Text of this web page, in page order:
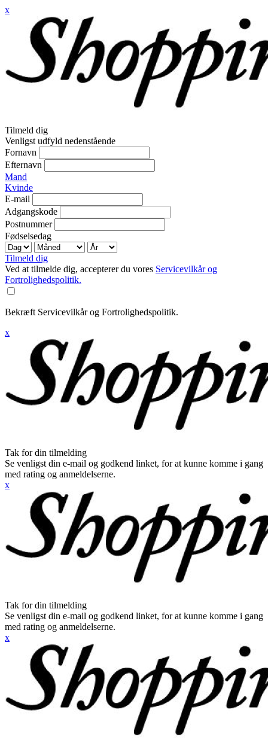
x
Tilmeld dig
Venligst udfyld nedenstående
Fornavn
Efternavn
Mand
Kvinde
E-mail
Adgangskode
Postnummer
Fødselsedag
Tilmeld dig
Ved at tilmelde dig, accepterer du vores Servicevilkår og
Fortrolighedspolitik.
Bekræft Servicevilkår og Fortrolighedspolitik.
x
Tak for din tilmelding
Se venligst din e-mail og godkend linket, for at kunne komme i gang
med rating og anmeldelserne.
x
Tak for din tilmelding
Se venligst din e-mail og godkend linket, for at kunne komme i gang
med rating og anmeldelserne.
x